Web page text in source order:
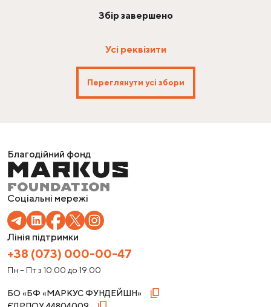
Збір завершено
Усі реквізити
Переглянути усі збори
Благодійний фонд
Соціальні мережі
Лінія підтримки
+38 (073) 000-00-47
Пн – Пт з 10:00 до 19:00
БО «БФ «МАРКУС ФУНДЕЙШН»